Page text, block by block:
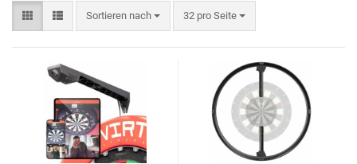
Sortieren nach 32 pro Seite